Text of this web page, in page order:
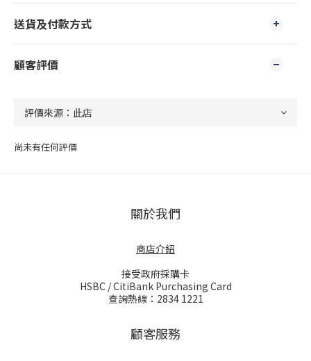
送貨及付款方式
顧客評價
尚未有任何評價
關於我們
商店介紹
接受政府採購卡
HSBC / CitiBank Purchasing Card
查詢熱線：2834 1221
顧客服務